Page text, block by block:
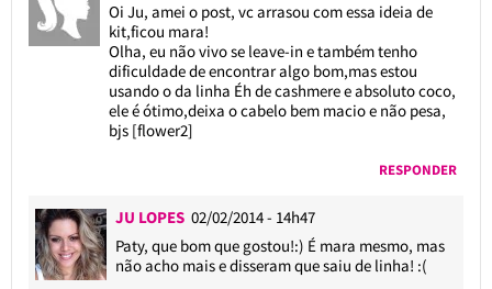
Oi Ju, amei o post, vc arrasou com essa ideia de
kit,ficou mara!
Olha, eu não vivo se leave-in e também tenho
dificuldade de encontrar algo bom,mas estou
usando o da linha Éh de cashmere e absoluto coco,
ele é ótimo,deixa o cabelo bem macio e não pesa,
bjs [flower2]
RESPONDER
JU LOPES 02/02/2014 - 14h47
Paty, que bom que gostou!:) É mara mesmo, mas
não acho mais e disseram que saiu de linha! :(